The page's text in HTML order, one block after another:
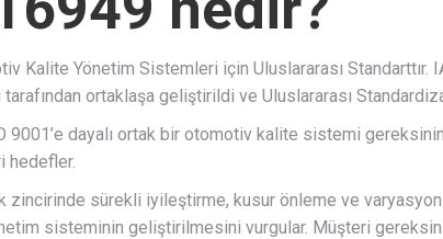
Kalite Yönetim Sistemleri için Uluslararası Standarttır.
ortaklaşa geliştirildi ve Uluslararası
9001’e dayalı ortak bir otomotiv kalite sistemi
hedefler.
zincirinde sürekli iyileştirme, kusur önleme ve varyasyon
sisteminin geliştirilmesini vurgular. Müşteri